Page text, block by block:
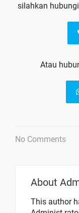
silahkan
Atau
No Comments
About
This author